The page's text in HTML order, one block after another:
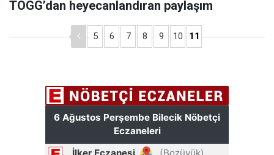
TOGG’dan heyecanlandıran paylaşım
5 6 7 8 9 10 11